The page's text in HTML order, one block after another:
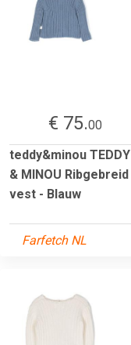
€ 75.00
teddy&minou TEDDY
& MINOU Ribgebreid
vest - Blauw
Farfetch NL